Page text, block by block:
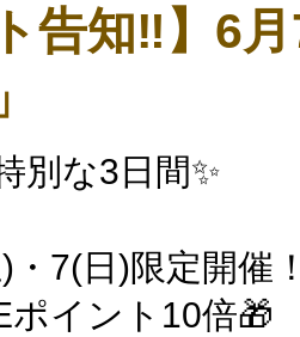
告知‼】6
別な3日間✨
・7(日)限定開催
ポイント10倍🎁